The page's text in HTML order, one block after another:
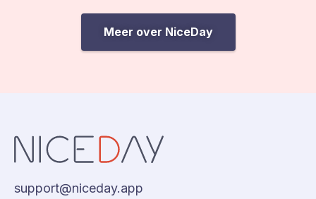
Meer over NiceDay
support@niceday.app